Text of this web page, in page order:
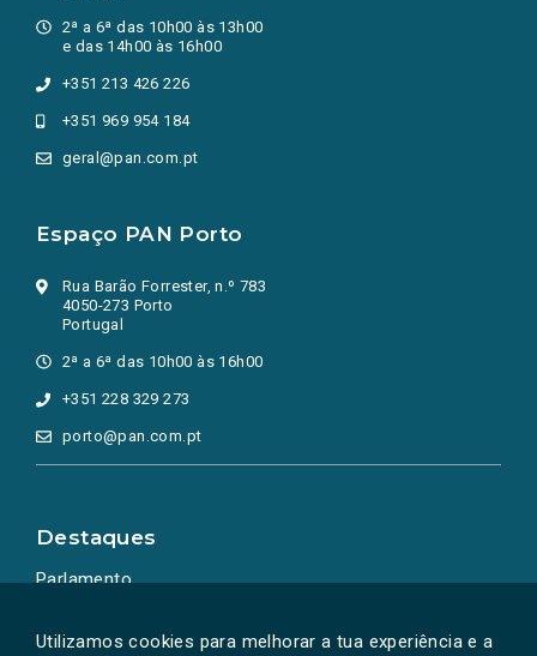
Utilizamos cookies para melhorar a tua experiência e a
2ª a 6ª das 10h00 às 13h00
e das 14h00 às 16h00
+351 213 426 226
+351 969 954 184
geral@pan.com.pt
Espaço PAN Porto
Rua Barão Forrester, n.º 783
4050-273 Porto
Portugal
2ª a 6ª das 10h00 às 16h00
+351 228 329 273
porto@pan.com.pt
Destaques
Parlamento